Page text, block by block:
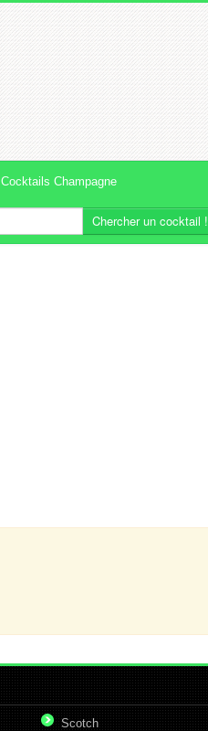
Cocktails Champagne
Chercher un cocktail !
Scotch